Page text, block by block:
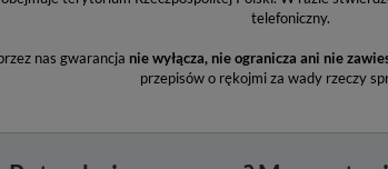
telefoniczny.
nas gwarancja nie wyłącza, nie ogranicza ani nie
przepisów o rękojmi za wady rzeczy